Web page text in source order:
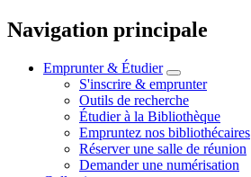
Navigation principale
Emprunter & Étudier
S'inscrire & emprunter
Outils de recherche
Étudier à la Bibliothèque
Empruntez nos bibliothécaires
Réserver une salle de réunion
Demander une numérisation